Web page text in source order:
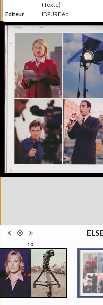
10
(Texte)
Editeur
IDPURE éd.
Lieu
d'édition
Morges
Date
d'édition
2011
Information
édition
Production du Musée
l'Elysée Else se définit
étant un magazine de
photographie, la
qui ne s'appréhende
seulement pour elle-
mais se manisfeste en
en collections,
le regard du
l'artiste, du critique, du
commissaire, du
Type de
pages
Format
Ensemble
Collection Schifferli
ISBN/ISSN
ISBN 22350438